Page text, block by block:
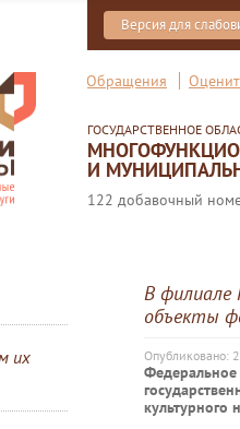
Версия для
Обращения
ГОСУДАРСТВЕННОЕ
И
122 добавочный
их
В филиале
объекты
Опубликовано: